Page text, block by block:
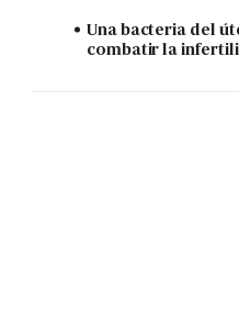
Una bacteria del
combatir la